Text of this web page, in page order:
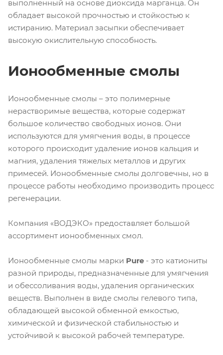
выполненный на основе диоксида марганца. Он
обладает высокой прочностью и стойкостью к
истиранию. Материал засыпки обеспечивает
высокую окислительную способность.
Ионообменные смолы
Ионообменные смолы – это полимерные
нерастворимые вещества, которые содержат
большое количество свободных ионов. Они
используются для умягчения воды, в процессе
которого происходит удаление ионов кальция и
магния, удаления тяжелых металлов и других
примесей. Ионообменные смолы долговечны, но в
процессе работы необходимо производить процесс
регенерации.
Компания «ВОДЭКО» предоставляет большой
ассортимент ионообменных смол.
Ионообменные смолы марки Pure - это катиониты
разной природы, предназначенные для умягчения
и обессоливания воды, удаления органических
веществ. Выполнен в виде смолы гелевого типа,
обладающей высокой обменной емкостью,
химической и физической стабильностью и
устойчивой к высокой рабочей температуре.